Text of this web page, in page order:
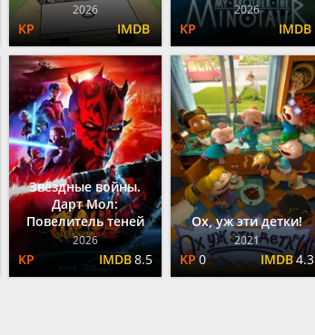
2026 2026
Звёздные войны.
Дарт Мол:
Повелитель теней
2026
8.5
Ох, уж эти детки!
2021
0 4.3